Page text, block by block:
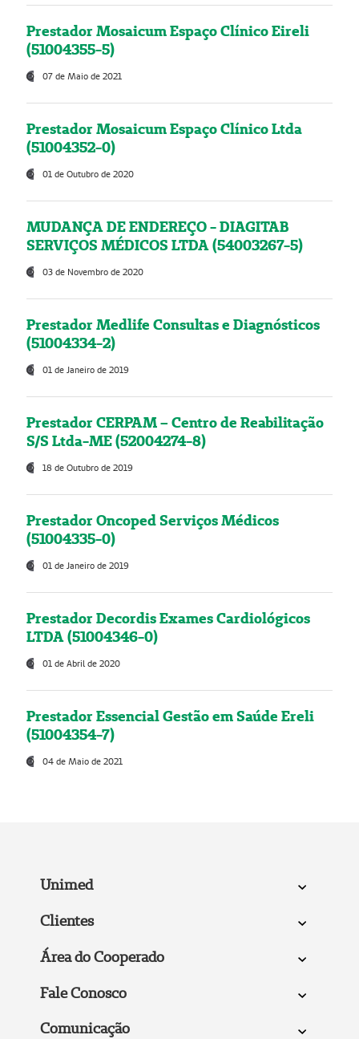
Prestador Mosaicum Espaço Clínico Eireli
(51004355-5)
07 de Maio de 2021
Prestador Mosaicum Espaço Clínico Ltda
(51004352-0)
01 de Outubro de 2020
MUDANÇA DE ENDEREÇO - DIAGITAB
SERVIÇOS MÉDICOS LTDA (54003267-5)
03 de Novembro de 2020
Prestador Medlife Consultas e Diagnósticos
(51004334-2)
01 de Janeiro de 2019
Prestador CERPAM – Centro de Reabilitação
S/S Ltda-ME (52004274-8)
18 de Outubro de 2019
Prestador Oncoped Serviços Médicos
(51004335-0)
01 de Janeiro de 2019
Prestador Decordis Exames Cardiológicos
LTDA (51004346-0)
01 de Abril de 2020
Prestador Essencial Gestão em Saúde Ereli
(51004354-7)
04 de Maio de 2021
Unimed
Clientes
Área do Cooperado
Fale Conosco
Comunicação